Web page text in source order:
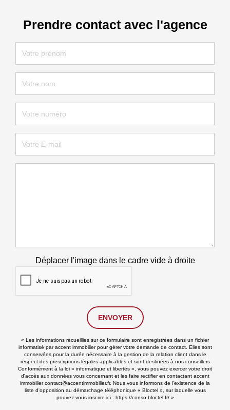
Prendre contact avec l'agence
Déplacer l'image dans le cadre vide à droite
ENVOYER
« Les informations recueillies sur ce formulaire sont enregistrées dans un fichier
informatisé par accent immobilier pour gérer votre demande de contact. Elles sont
conservées pour la durée nécessaire à la gestion de la relation client dans le
respect des prescriptions légales applicables et sont destinées à nos conseillers
Conformément à la loi « informatique et libertés », vous pouvez exercer votre droit
d'accès aux données vous concernant et les faire rectifier en contactant accent
immobilier contact@accentimmobilier.fr. Nous vous informons de l’existence de la
liste d'opposition au démarchage téléphonique « Bloctel », sur laquelle vous
pouvez vous inscrire ici : https://conso.bloctel.fr/»